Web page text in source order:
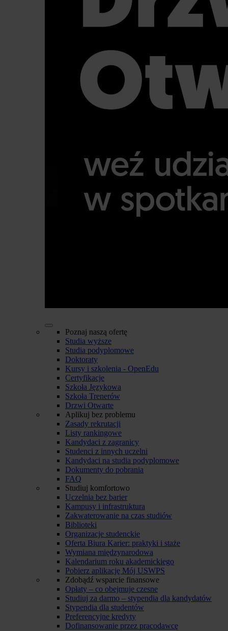
Poznaj naszą ofertę
Studia wyższe
Studia podyplomowe
Doktoraty
Kursy i szkolenia - OpenEdu
Certyfikacje
Szkoła Językowa
Szkoła Trenerów
Drzwi Otwarte
Aplikuj bez problemu
Zasady rekrutacji
Listy rankingowe
Kandydaci z zagranicy
Studenci z innych uczelni
Kandydaci na studia podyplomowe
Dokumenty do pobrania
FAQ
Studiuj komfortowo
Uczelnia bez barier
Kampusy i infrastruktura
Zakwaterowanie na czas studiów
Biblioteki
Organizacje studenckie
Oferta Biura Karier: praktyki i staże
Wymiana międzynarodowa
Kalendarium roku akademickiego
Pobierz aplikację Mój USWPS
Zdobądź wsparcie finansowe
Opłaty – co obejmuje czesne
Studiuj za darmo – stypendia dla kandydatów
Stypendia dla studentów
Preferencyjne kredyty
Dofinansowanie przez pracodawcę